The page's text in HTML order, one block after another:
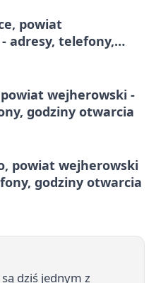
powiat
adresy, telefony,
wejherowski -
godziny otwarcia
powiat wejherowski
godziny otwarcia
dziś jednym z